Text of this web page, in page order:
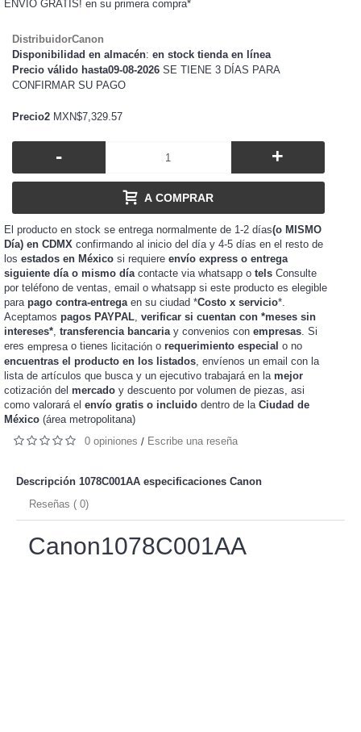
ENVIO GRATIS! en su primera compra*
DistribuidorCanon
Disponibilidad en almacén: en stock tienda en línea
Precio válido hasta09-08-2026 SE TIENE 3 DÍAS PARA
CONFIRMAR SU PAGO
Precio2 MXN$7,329.57
- +
A COMPRAR
El producto en stock se entrega normalmente de 1-2 días(o MISMO
Día) en CDMX confirmando al inicio del día y 4-5 días en el resto de
los estados en México si requiere envío express o entrega
siguiente día o mismo díacontacte via whatsapp o tels Consulte
por teléfono de ventas, email o whatsapp si este producto es elegible
para pago contra-entregaen su ciudad *Costo x servicio*.
Aceptamos pagos PAYPAL, verificar si cuentan con *meses sin
intereses*, transferencia bancariay convenios con empresas. Si
eres empresa o tienes licitación o requerimiento especial o no
encuentras el producto en los listados , envíenos un email con la
lista de artículos que busca y un ejecutivo trabajará en la mejor
cotización del mercado y descuento por volumen de piezas, asi
como valorará el envío gratis o incluido dentro de la Ciudad de
México (área metropolitana)
0 opiniones / Escribe una reseña
Descripción 1078C001AA especificaciones Canon
Reseñas ( 0)
Canon1078C001AA